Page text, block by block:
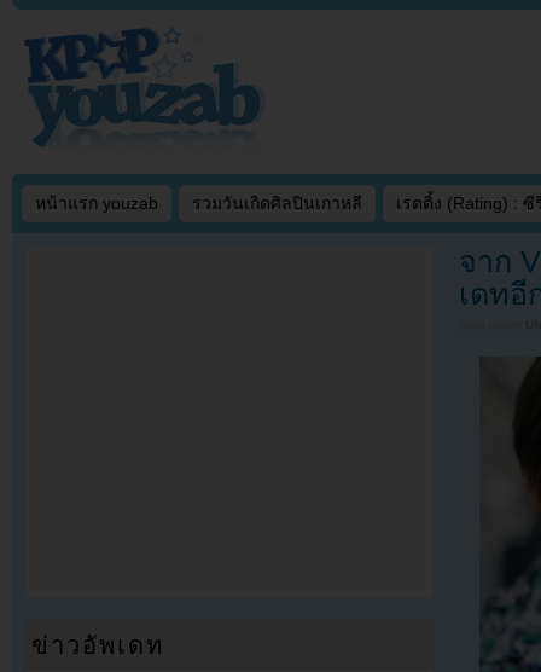
หน้าแรก youzab รวมวันเกิดศิลปินเกาหลี เรตติ้ง (Rating) : ซี
จาก
เดทอี
ข่าวอัพเดท